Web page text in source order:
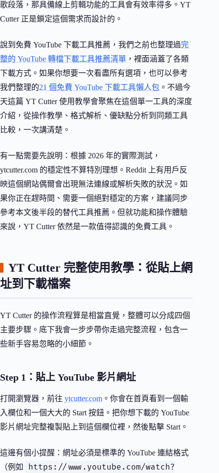
歌段落，那具備線上剪輯功能的工具會有效率得多。YT
Cutter 正是鎖定這個需求而設計的。
說到免費 YouTube 下載工具推薦，我們之前也整理過完
整的 YouTube 轉檔下載工具推薦清單 ，裡面涵蓋了各類
下載方式。如果你想要一次看盡所有選項，也可以參考
我們整理的21 個免費 YouTube 下載工具懶人包 。不過今
天這篇 YT Cutter 使用教學會聚焦在這個單一工具的深度
介紹，從操作教學、格式解析、優缺點分析到同類工具
比較，一次講清楚。
有一點需要先說明：根據 2026 年的實際測試，
ytcutter.com 的穩定性不算特別理想。Reddit 上有用戶反
映這個網站偶爾會出現無法連線或解析失敗的狀況。如
果你正在趕時間、需要一個絕對穩定的方案，建議同步
參考本文後半段的替代工具推薦。但就功能和操作體驗
來說，YT Cutter 依然是一款值得認識的免費工具。
YT Cutter 完整使用教學：從貼上網
址到下載檔案
YT Cutter 的操作流程算是相當直覺，整體可以分成四個
主要步驟。底下我會一步步帶你走過完整流程，包含一
些新手容易忽略的小細節。
Step 1：貼上 YouTube 影片網址
打開瀏覽器，前往 ytcutter.com 。你會在首頁看到一個輸
入欄位和一個大大的 Start 按鈕。把你想下載的 YouTube
影片網址完整複製貼上到這個欄位裡，然後點擊 Start。
這邊有個小提醒：網址必須是標準的 YouTube 連結格式
（例如
https://www.youtube.com/watch?